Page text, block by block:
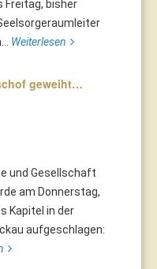
Freitag, bisher
Weiterlesen
geweiht…
und Gesellschaft
am Donnerstag,
Kapitel in der
aufgeschlagen: